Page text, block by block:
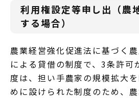
利用権設定等申し出（農
する場合）
農業経営強化促進法に基づく
による貸借の制度で、3条許可
度は、担い手農家の規模拡大
めに設けられた制度のため、